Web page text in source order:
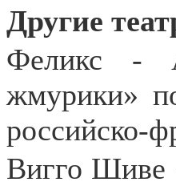
Другие
Феликс -
жмурики»
российско-
Вигго Шиве